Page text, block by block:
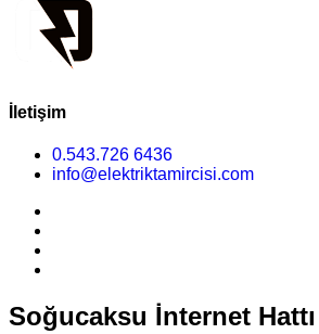
İletişim
0.543.726 6436
info@elektriktamircisi.com
Soğucaksu İnternet Hattı